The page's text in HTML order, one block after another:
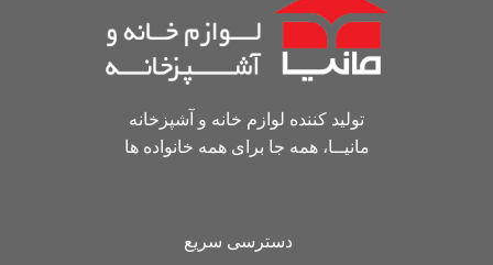
تولید کننده لوازم خانه و آشپزخانه
مانیــا، همه جا برای همه خانواده ها
دسترسی سریع